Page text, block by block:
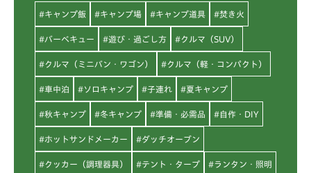
#キャンプ飯 #キャンプ場 #キャンプ道具 #焚き火
#バーベキュー #遊び・過ごし方 #クルマ（SUV）
#クルマ（ミニバン・ワゴン） #クルマ（軽・コンパクト）
#車中泊 #ソロキャンプ #子連れ #夏キャンプ
#秋キャンプ #冬キャンプ #準備・必需品 #自作・DIY
#ホットサンドメーカー #ダッチオーブン
#クッカー（調理器具） #テント・タープ #ランタン・照明